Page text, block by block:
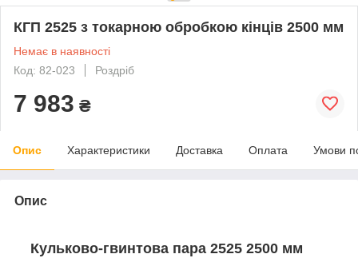
КГП 2525 з токарною обробкою кінців 2500 мм
Немає в наявності
Код: 82-023
Роздріб
7 983 ₴
Опис Характеристики Доставка Оплата Умови
Опис
Кульково-гвинтова пара 2525 2500 мм